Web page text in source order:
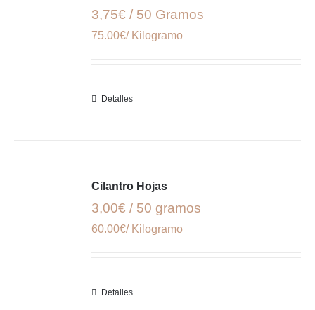
3,75€ / 50 Gramos
75.00€/ Kilogramo
Detalles
Cilantro Hojas
3,00€ / 50 gramos
60.00€/ Kilogramo
Detalles